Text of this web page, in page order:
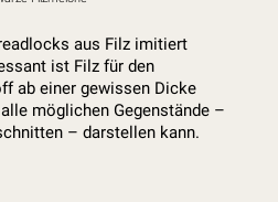
aus Filz imitiert
ist Filz für den
ab einer gewissen Dicke
möglichen Gegenstände –
– darstellen kann.